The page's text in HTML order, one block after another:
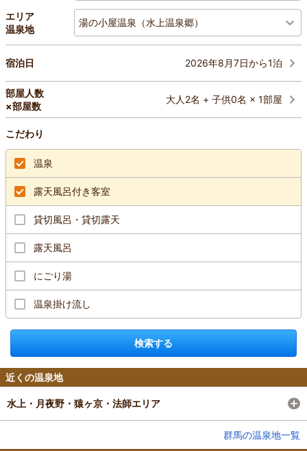
エリア
温泉地
湯の小屋温泉（水上温泉郷）
宿泊日 2026年8月7日から1泊
部屋人数
×部屋数
大人2名 + 子供0名 × 1部屋
こだわり
温泉
露天風呂付き客室
貸切風呂・貸切露天
露天風呂
にごり湯
温泉掛け流し
検索する
近くの温泉地
水上・月夜野・猿ヶ京・法師エリア
群馬の温泉地一覧